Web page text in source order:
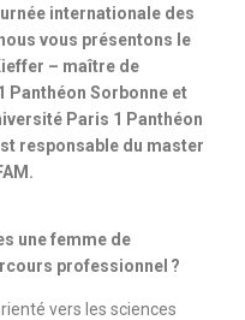
internationale des
vous présentons le
– maître de
Panthéon Sorbonne et
Paris 1 Panthéon
responsable du master
une femme de
professionnel ?
vers les sciences